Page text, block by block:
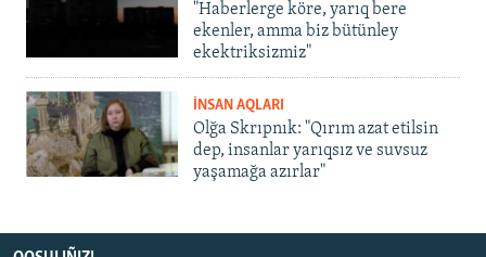
"Haberlerge köre, yarıq bere
ekenler, amma biz bütünley
ekektriksizmiz"
İNSAN AQLARI
Olğa Skrıpnık: "Qırım azat etilsin
dep, insanlar yarıqsız ve suvsuz
yaşamağa azırlar"